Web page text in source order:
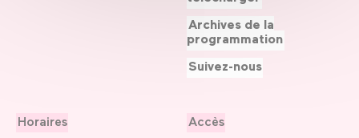
Horaires Accès
Archives de la
programmation
Suivez-nous